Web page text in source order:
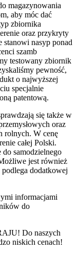
magazynowania
aby móc dać
zbiornika
oraz przykryty
nasyp ponad
szamb
testowany zbiornik
pewność,
o najwyższej
specjalnie
patentową.
się także w
oraz
rolnych. W cenę
całej Polski.
samodzielnego
jest również
podlega dodatkowej
informacjami
do
Do naszych
niskich cenach!